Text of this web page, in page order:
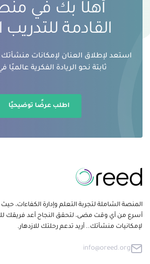
أهلًا بك في
القادمة للتدريب
استعد لإطلاق العنان لإمكانات
ثابتة نحو الريادة الفكرية
اطلب عرضًا توضيحيًا
المنصة الشاملة لتجربة التعلم وإدارة الكفاءات،
أسرع من أي وقت مضى، لتحقق النجاح أعد فريقك
لإمكانيات منشأتك.. أريد تدعم رحلتك للازدهار.
info@oreed.org